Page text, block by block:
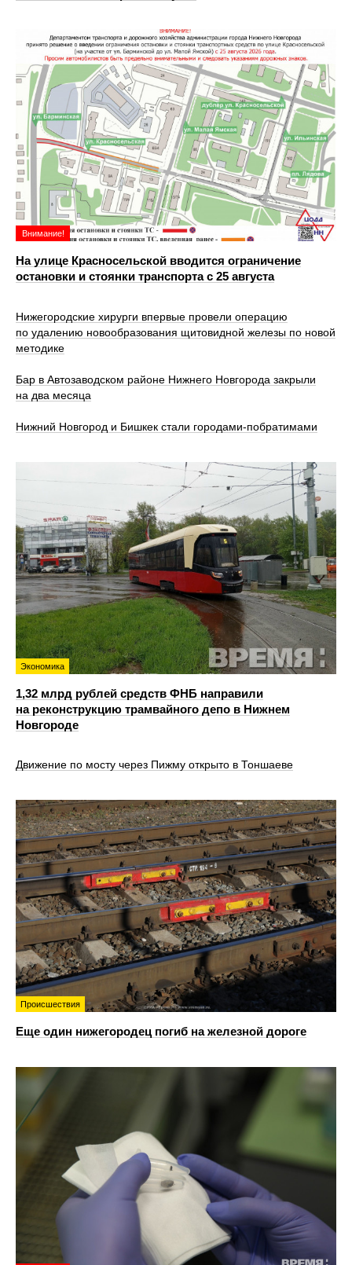
Внимание!
На улице Красносельской вводится ограничение
остановки и стоянки транспорта с 25 августа
Нижегородские хирурги впервые провели операцию
по удалению новообразования щитовидной железы по новой
методике
Бар в Автозаводском районе Нижнего Новгорода закрыли
на два месяца
Нижний Новгород и Бишкек стали городами-побратимами
Экономика
1,32 млрд рублей средств ФНБ направили
на реконструкцию трамвайного депо в Нижнем
Новгороде
Движение по мосту через Пижму открыто в Тоншаеве
Происшествия
Еще один нижегородец погиб на железной дороге